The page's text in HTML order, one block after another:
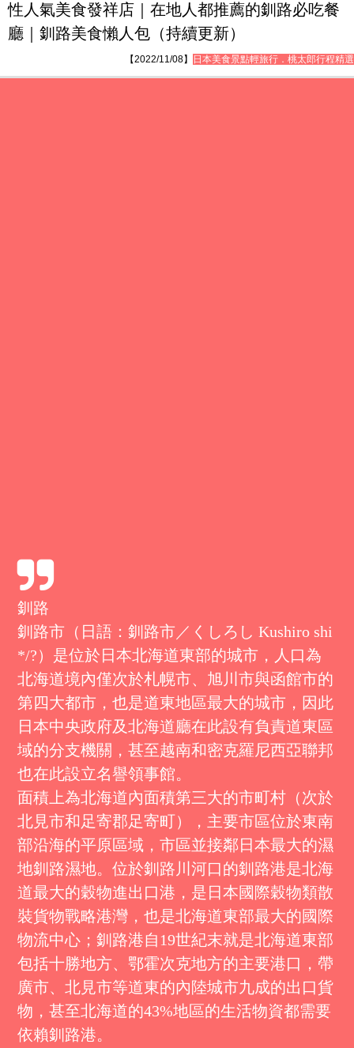
性人氣美食發祥店｜在地人都推薦的釧路必吃餐
廳｜釧路美食懶人包（持續更新）
【2022/11/08】 日本美食景點輕旅行．桃太郎行程精選
釧路
釧路市（日語：釧路市／くしろし Kushiro shi
*/?）是位於日本北海道東部的城市，人口為
北海道境內僅次於札幌市、旭川市與函館市的
第四大都市，也是道東地區最大的城市，因此
日本中央政府及北海道廳在此設有負責道東區
域的分支機關，甚至越南和密克羅尼西亞聯邦
也在此設立名譽領事館。
面積上為北海道內面積第三大的市町村（次於
北見市和足寄郡足寄町），主要市區位於東南
部沿海的平原區域，市區並接鄰日本最大的濕
地釧路濕地。位於釧路川河口的釧路港是北海
道最大的穀物進出口港，是日本國際穀物類散
裝貨物戰略港灣，也是北海道東部最大的國際
物流中心；釧路港自19世紀末就是北海道東部
包括十勝地方、鄂霍次克地方的主要港口，帶
廣市、北見市等道東的內陸城市九成的出口貨
物，甚至北海道的43%地區的生活物資都需要
依賴釧路港。